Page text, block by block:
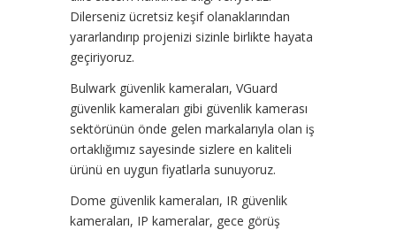
Dilerseniz ücretsiz keşif olanaklarından
yararlandırıp projenizi sizinle birlikte hayata
geçiriyoruz.
Bulwark güvenlik kameraları, VGuard
güvenlik kameraları gibi güvenlik kamerası
sektörünün önde gelen markalarıyla olan iş
ortaklığımız sayesinde sizlere en kaliteli
ürünü en uygun fiyatlarla sunuyoruz.
Dome güvenlik kameraları, IR güvenlik
kameraları, IP kameralar, gece görüş